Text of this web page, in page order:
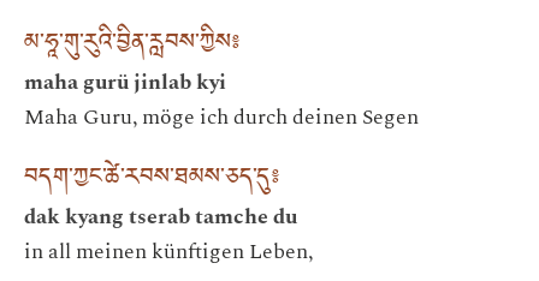
མ་ཧཱ་གུ་རུའི་བྱིན་རླབས་ཀྱིས༔
maha gurü jinlab kyi
Maha Guru, möge ich durch deinen Segen
བདག་ཀྱང་ཚེ་རབས་ཐམས་ཅད་དུ༔
dak kyang tserab tamche du
in all meinen künftigen Leben,